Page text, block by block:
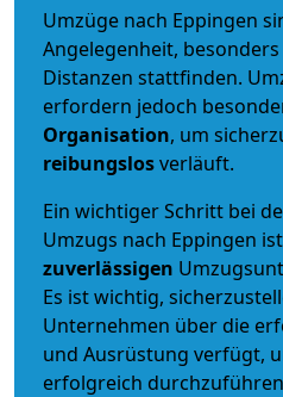
Umzüge nach Eppingen
Angelegenheit,
Distanzen stattfinden.
erfordern jedoch
Organisation, um
reibungslosverläuft.
Ein wichtiger Schritt bei
Umzugs nach Eppingen
zuverlässigen
Es ist wichtig,
Unternehmen über die
und Ausrüstung verfügt,
erfolgreich